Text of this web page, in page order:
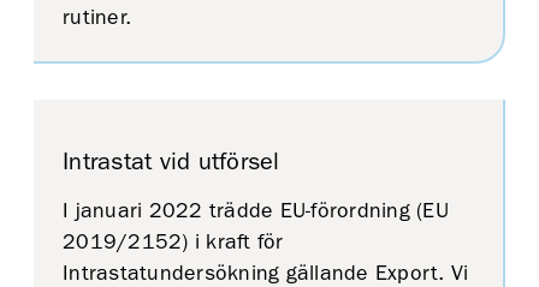
rutiner.
Intrastat vid utförsel
I januari 2022 trädde EU-förordning (EU
2019/2152) i kraft för
Intrastatundersökning gällande Export. Vi